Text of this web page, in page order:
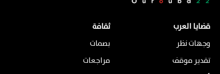
قضايا العرب
وجهات نظر
تقدير موقف
ثقافة
بصمات
مراجعات